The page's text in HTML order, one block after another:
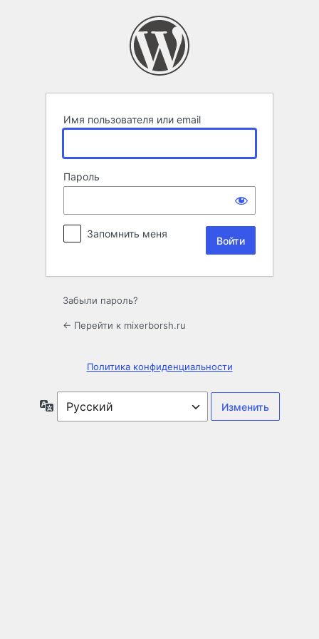
Имя пользователя или email
Пароль
Запомнить меня
Забыли пароль?
← Перейти к mixerborsh.ru
Политика конфиденциальности
Язык